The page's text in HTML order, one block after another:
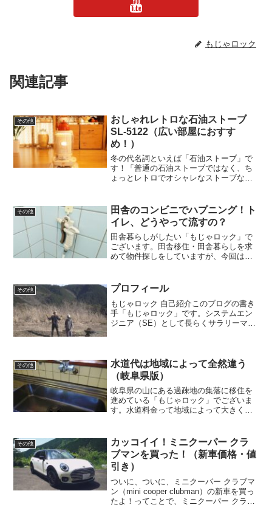
もじゃロック
関連記事
その他
おしゃれレトロな石油ストーブ
SL-5122（広い部屋におすす
め！）
冬の代名詞といえば「石油ストーブ」で
す！「普通の石油ストーブではなく、ち
ょっとレトロでオシャレなストーブない
どうなのか使ってみた感想をレビューし
てみます！レトロ...
その他
田舎のコンビニでハプニング！ト
イレ、どうやって流すの？
田舎暮らしがしたい「もじゃロック」で
ございます。田舎移住・田舎暮らしを求
めて物件探しをしていますが、今回は田
難航してます相変わらず、空き家バンク
で物件を見つけては見に行...
その他 プロフィール
もじゃロック 自己紹介このブログの書き
手「もじゃロック」です。システムエン
ジニア（SE）として長らくサラリーマン
してます...
その他
水道代は地域によって全然違う
（岐阜県版）
岐阜県の山にある過疎地の集落に移住を
進めている「もじゃロック」でございま
す。水道料金って地域によって大きく異
岐阜県の水道料金水道料金は地域によっ
て全然違う水道料金って普...
その他
カッコイイ！ミニクーパー クラ
ブマンを買った！（新車価格・値
引き）
ついに、ついに、ミニクーパー クラブマ
ン（mini cooper clubman）の新車を買っ
たよ！ってことで、ミニクーパー クラブ